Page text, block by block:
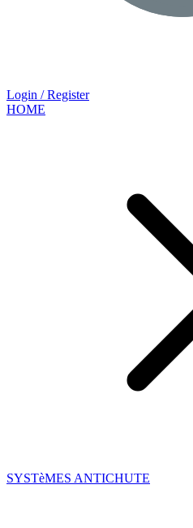
Login / Register
HOME
SYSTèMES ANTICHUTE